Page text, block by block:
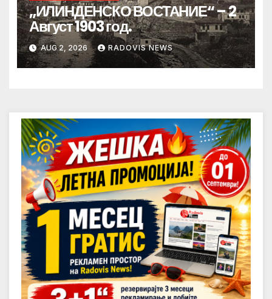
„ИЛИНДЕНСКО ВОСТАНИЕ“ – 2
Август 1903 год.
AUG 2, 2026 RADOVIS NEWS